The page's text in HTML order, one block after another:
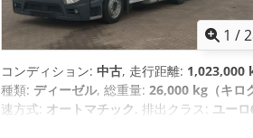
1 /
コンディション: 中古, 走行距離: 1,023,000
種類: ディーゼル, 総重量: 26,000 kg（キロ
速方式: オートマチック, 排出クラス: ユーロ
エアコン, ナビゲーションシステム, パーキ